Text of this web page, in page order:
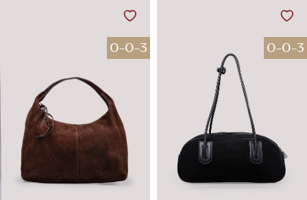
0-0-3 0-0-3